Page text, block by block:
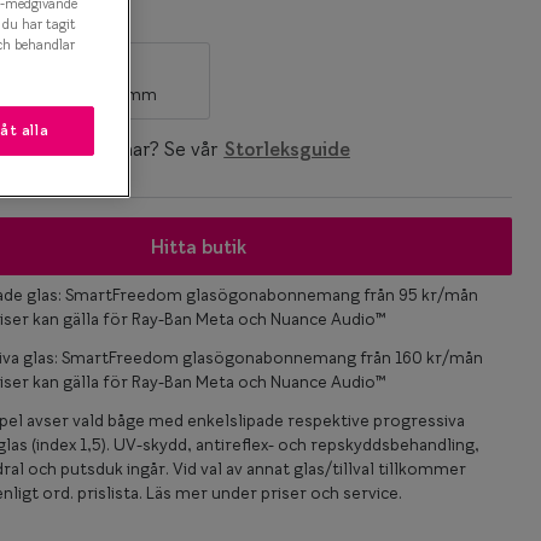
127-137 mm
storlek du har? Se vår Storleksguide
Hitta butik
glas: SmartFreedom glasögonabonnemang från 95 kr/mån
kan gälla för Ray-Ban Meta och Nuance Audio™
glas: SmartFreedom glasögonabonnemang från 160 kr/mån
kan gälla för Ray-Ban Meta och Nuance Audio™
avser vald båge med enkelslipade respektive progressiva
(index 1,5). UV-skydd, antireflex- och repskyddsbehandling,
och putsduk ingår. Vid val av annat glas/tillval tillkommer
ord. prislista. Läs mer under priser och service.
du har tagit
behandlar
alla